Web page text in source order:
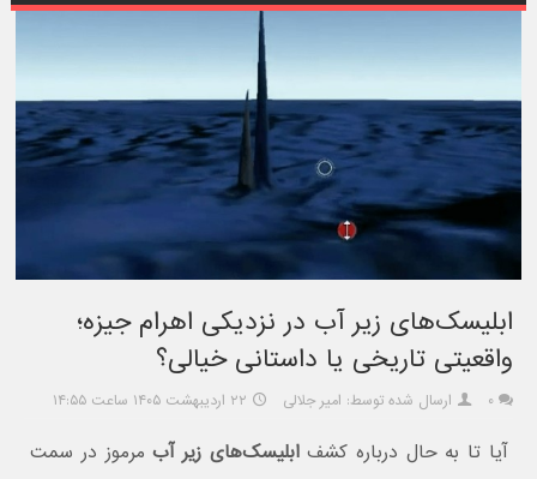
ابلیسک‌های زیر آب در نزدیکی اهرام جیزه؛
واقعیتی تاریخی یا داستانی خیالی؟
۰ ارسال شده توسط: امیر جلالی ۲۲ اردیبهشت ۱۴۰۵ ساعت ۱۴:۵۵
آیا تا به حال درباره کشفابلیسک‌های زیر آبمرموز در سمت